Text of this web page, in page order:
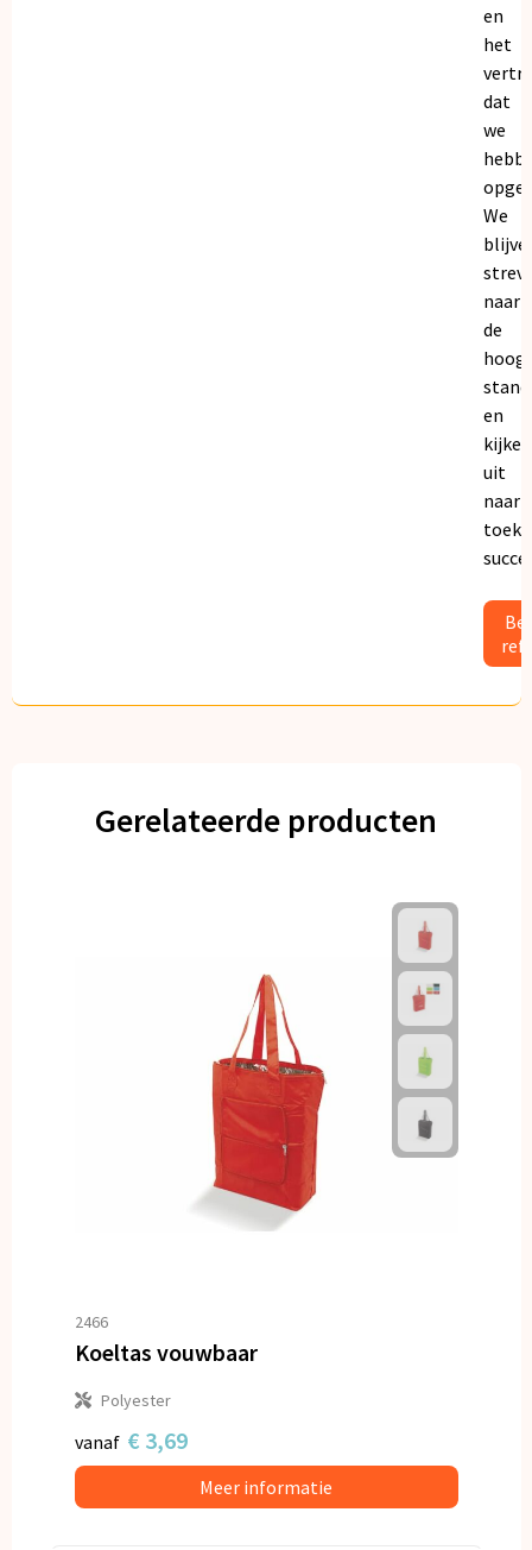
en
het
dat
we
We
naar
de
en
kijken
uit
naar
Gerelateerde producten
2466
Koeltas vouwbaar
Polyester
vanaf € 3,69
Meer informatie